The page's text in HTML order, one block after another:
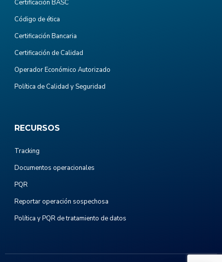
Certificación BASC
Código de ética
Certificación Bancaria
Certificación de Calidad
Operador Económico Autorizado
Política de Calidad y Seguridad
RECURSOS
Tracking
Documentos operacionales
PQR
Reportar operación sospechosa
Política y PQR de tratamiento de datos